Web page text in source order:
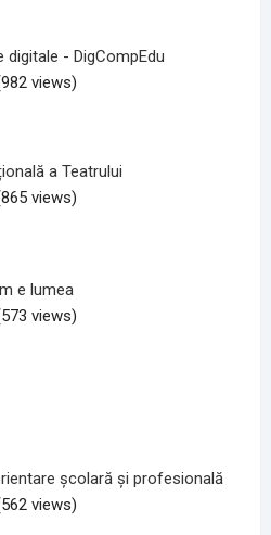
- DigCompEdu
views)
a Teatrului
views)
e lumea
views)
școlară și profesională
views)